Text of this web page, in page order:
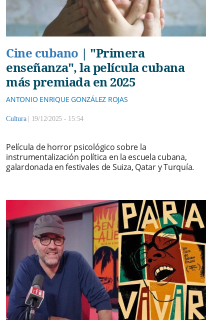
Cine cubano | "Primera
enseñanza", la película cubana
más premiada en 2025
ANTONIO ENRIQUE GONZÁLEZ ROJAS
Cultura | 19/12/2025 - 15:54
Película de horror psicológico sobre la
instrumentalización política en la escuela cubana,
galardonada en festivales de Suiza, Qatar y Turquía.